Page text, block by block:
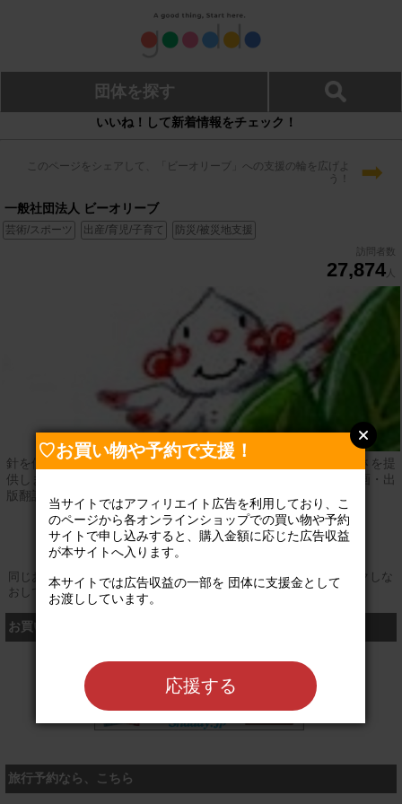
団体を探す
いいね！して新着情報をチェック！
このページをシェアして、「ビーオリーブ」への支援の輪を広げよ
う！
➡
一般社団法人 ビーオリーブ
芸術/スポーツ 出産/育児/子育て 防災/被災地支援
訪問者数
27,874 人
針を使わない新しい手芸メタリックデコレーションで作る楽しさを提
供します。活動内容：手芸講習・通信教育・商品開発・行事企画・出
版翻訳活動目的：高齢者支援と被災地支援
公式サイト
同じお買い物やお申し込みを複数回行う場合は、そのたびにクリックしな
おしてください
お買い物するなら、こちら
シャディ
旅行予約なら、こちら
♡お買い物や予約で支援！
当サイトではアフィリエイト広告を利用しており、こ
のページから各オンラインショップでの買い物や予約
サイトで申し込みすると、購入金額に応じた広告収益
が本サイトへ入ります。
本サイトでは広告収益の一部を 団体に支援金として
お渡ししています。
応援する